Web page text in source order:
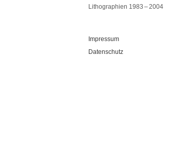
Lithographien 1983 – 2004
Impressum
Datenschutz